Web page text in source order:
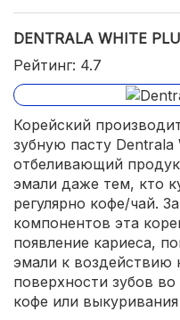
DENTRALA WHITE
Рейтинг: 4.7
Корейский
зубную пасту Dentrala
отбеливающий
эмали даже тем, кто
регулярно кофе/чай.
компонентов эта
появление кариеса,
эмали к воздействию
поверхности зубов
кофе или выкуривания